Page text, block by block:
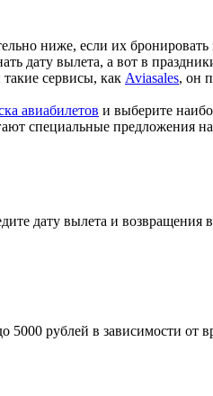
ниже, если их
дату вылета, а вот в
такие сервисы, как Aviasales, он
авиабилетов и выберите
специальные предложения
дату вылета и
5000 рублей в зависимости